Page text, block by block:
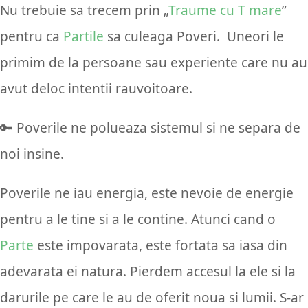
Nu trebuie sa trecem prin „Traume cu T mare”
pentru ca Partile sa culeaga Poveri. Uneori le
primim de la persoane sau experiente care nu au
avut deloc intentii rauvoitoare.
🔑 Poverile ne polueaza sistemul si ne separa de
noi insine.
Poverile ne iau energia, este nevoie de energie
pentru a le tine si a le contine. Atunci cand o
Parte este impovarata, este fortata sa iasa din
adevarata ei natura. Pierdem accesul la ele si la
darurile pe care le au de oferit noua si lumii. S-ar